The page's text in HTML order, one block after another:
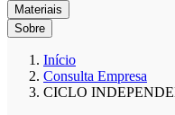
Materiais
Sobre
Início
Consulta Empresa
CICLO